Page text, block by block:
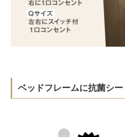
ベッドフレームに抗菌シー